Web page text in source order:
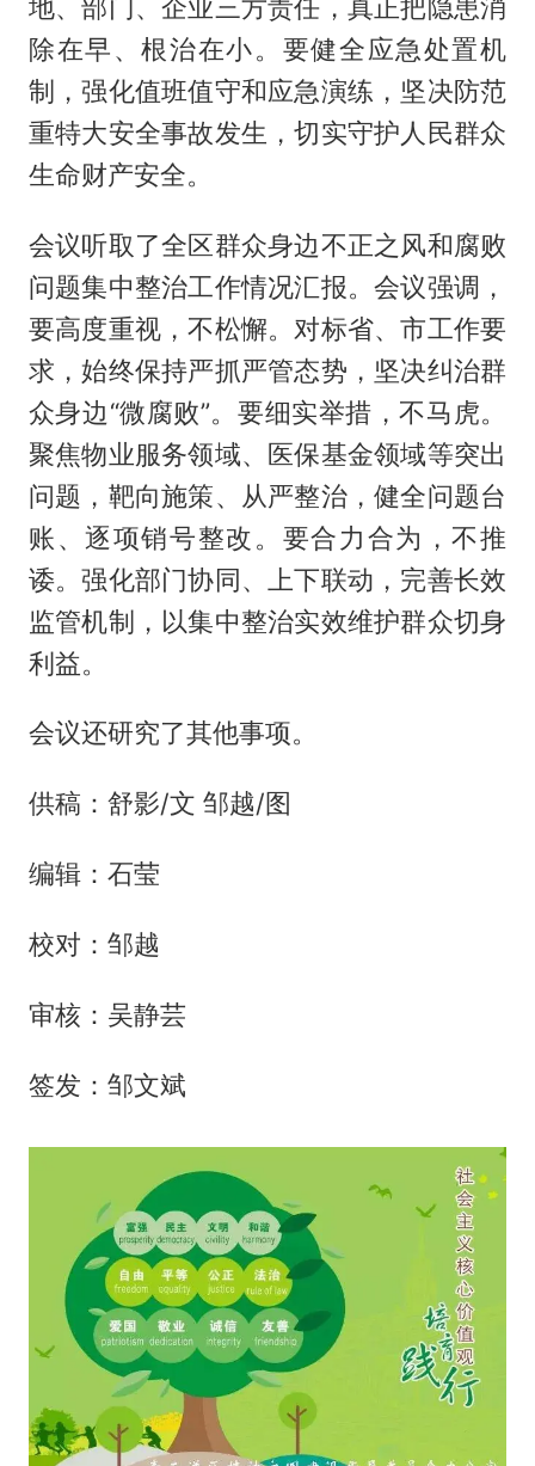
地、部门、企业三方责任，真正把隐患消
除在早、根治在小。要健全应急处置机
制，强化值班值守和应急演练，坚决防范
重特大安全事故发生，切实守护人民群众
生命财产安全。
会议听取了全区群众身边不正之风和腐败
问题集中整治工作情况汇报。会议强调，
要高度重视，不松懈。对标省、市工作要
求，始终保持严抓严管态势，坚决纠治群
众身边“微腐败”。要细实举措，不马虎。
聚焦物业服务领域、医保基金领域等突出
问题，靶向施策、从严整治，健全问题台
账、逐项销号整改。要合力合为，不推
诿。强化部门协同、上下联动，完善长效
监管机制，以集中整治实效维护群众切身
利益。
会议还研究了其他事项。
供稿：舒影/文 邹越/图‍‍‍‍
编辑：石莹
校对：邹越
审核：吴静芸
签发：邹文斌